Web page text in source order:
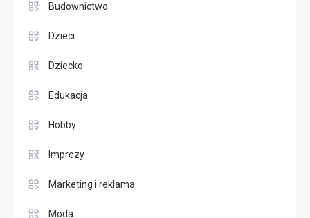
Budownictwo
Dzieci
Dziecko
Edukacja
Hobby
Imprezy
Marketing i reklama
Moda